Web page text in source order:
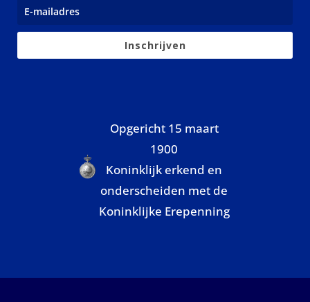
Inschrijven
Opgericht 15 maart
1900
Koninklijk erkend en
onderscheiden met de
Koninklijke Erepenning